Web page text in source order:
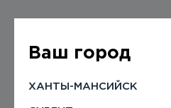
Ваш город
ХАНТЫ-МАНСИЙСК